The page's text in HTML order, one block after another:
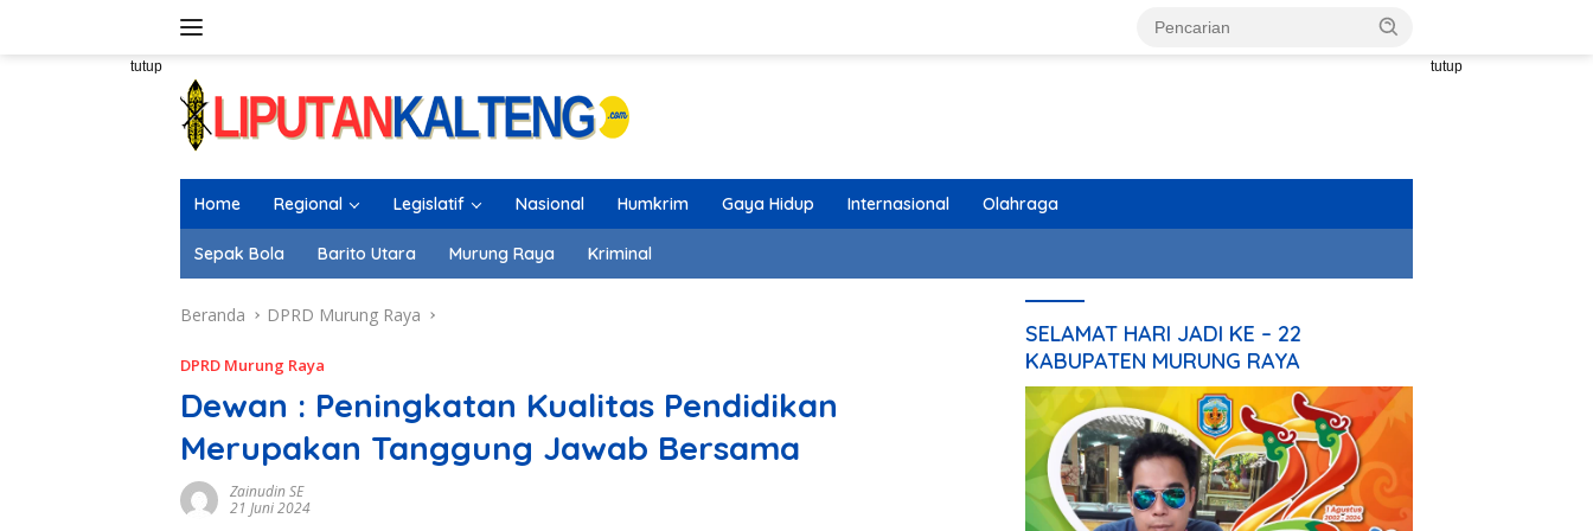
tutup tutup
Home Regional Legislatif Nasional Humkrim Gaya Hidup Internasional Olahraga
Sepak Bola Barito Utara Murung Raya Kriminal
Beranda DPRD Murung Raya
DPRD Murung Raya
Dewan : Peningkatan Kualitas Pendidikan
Merupakan Tanggung Jawab Bersama
Zainudin SE
21 Juni 2024
SELAMAT HARI JADI KE – 22
KABUPATEN MURUNG RAYA